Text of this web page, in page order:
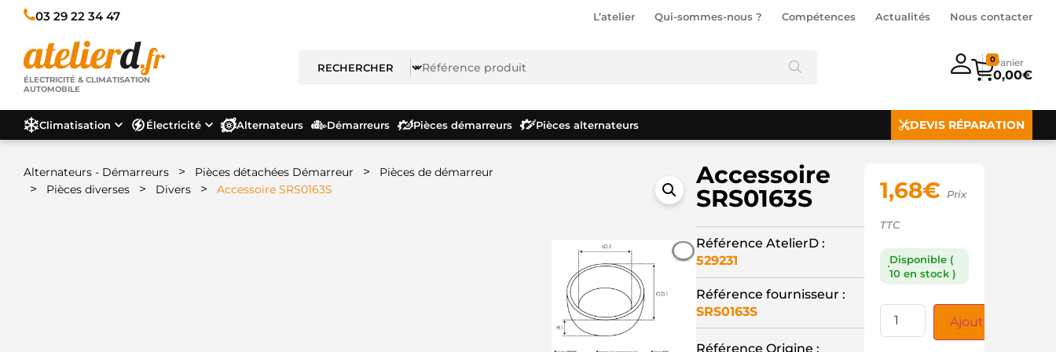
03 29 22 34 47 L’atelier Qui-sommes-nous ? Compétences Actualités Nous contacter
ÉLECTRICITÉ & CLIMATISATION
AUTOMOBILE
0,00€
0
Climatisation Électricité Alternateurs Démarreurs Pièces démarreurs Pièces alternateurs DEVIS RÉPARATION
Alternateurs - Démarreurs > Pièces détachées Démarreur > Pièces de démarreur
> Pièces diverses > Divers > Accessoire SRS0163S
Accessoire
SRS0163S
Référence AtelierD :
529231
Référence fournisseur :
SRS0163S
Référence Origine :
1,68€ Prix
TTC
Disponible (
10 en stock )
Ajouter au